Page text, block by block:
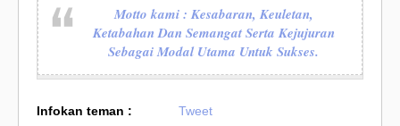
Motto kami : Kesabaran, Keuletan,
Ketabahan Dan Semangat Serta Kejujuran
Sebagai Modal Utama Untuk Sukses.
Infokan teman : Tweet